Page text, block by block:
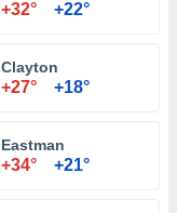
+32° +22°
Clayton
+27° +18°
Eastman
+34° +21°